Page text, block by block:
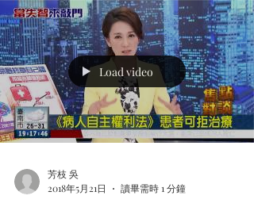
Load video
芳枝 吳
2018年5月21日
讀畢需時 1 分鐘